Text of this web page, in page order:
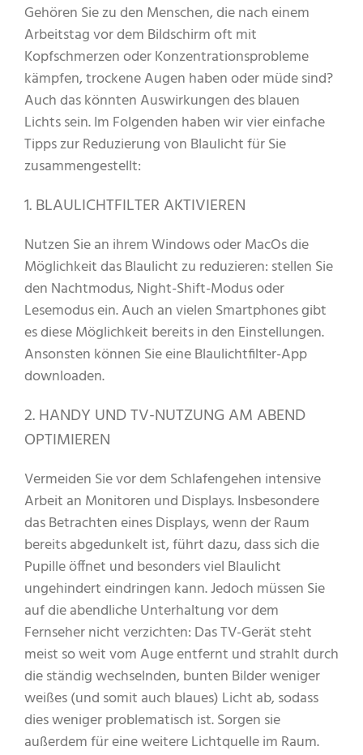
Gehören Sie zu den Menschen, die nach einem
Arbeitstag vor dem Bildschirm oft mit
Kopfschmerzen oder Konzentrationsprobleme
kämpfen, trockene Augen haben oder müde sind?
Auch das könnten Auswirkungen des blauen
Lichts sein. Im Folgenden haben wir vier einfache
Tipps zur Reduzierung von Blaulicht für Sie
zusammengestellt:
1. BLAULICHTFILTER AKTIVIEREN
Nutzen Sie an ihrem Windows oder MacOs die
Möglichkeit das Blaulicht zu reduzieren: stellen Sie
den Nachtmodus, Night-Shift-Modus oder
Lesemodus ein. Auch an vielen Smartphones gibt
es diese Möglichkeit bereits in den Einstellungen.
Ansonsten können Sie eine Blaulichtfilter-App
downloaden.
2. HANDY UND TV-NUTZUNG AM ABEND
OPTIMIEREN
Vermeiden Sie vor dem Schlafengehen intensive
Arbeit an Monitoren und Displays. Insbesondere
das Betrachten eines Displays, wenn der Raum
bereits abgedunkelt ist, führt dazu, dass sich die
Pupille öffnet und besonders viel Blaulicht
ungehindert eindringen kann. Jedoch müssen Sie
auf die abendliche Unterhaltung vor dem
Fernseher nicht verzichten: Das TV-Gerät steht
meist so weit vom Auge entfernt und strahlt durch
die ständig wechselnden, bunten Bilder weniger
weißes (und somit auch blaues) Licht ab, sodass
dies weniger problematisch ist. Sorgen sie
außerdem für eine weitere Lichtquelle im Raum.